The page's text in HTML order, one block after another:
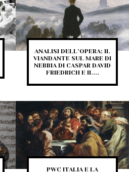
ANALISI DELL’OPERA: IL
VIANDANTE SUL MARE DI
NEBBIA DI CASPAR DAVID
FRIEDRICH E IL...
PWC ITALIA E LA